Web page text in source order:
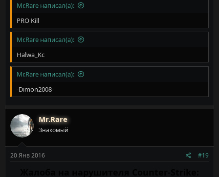
Mr.Rare написал(а):
PRO Kill
Mr.Rare написал(а):
Halwa_Kc
Mr.Rare написал(а):
-Dimon2008-
Mr.Rare
Знакомый
20 Янв 2016 #19